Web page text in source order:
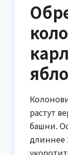
растут
башни.
длиннее